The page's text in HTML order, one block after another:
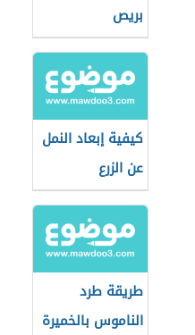
بريص
كيفية إبعاد النمل
عن الزرع
طريقة طرد
الناموس بالخميرة